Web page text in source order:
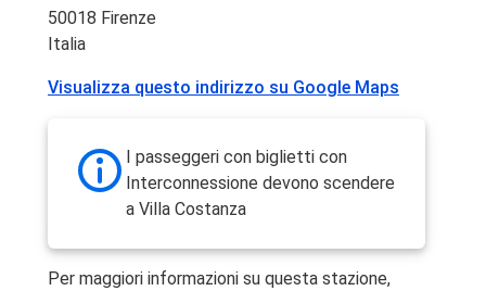
50018 Firenze
Italia
Visualizza questo indirizzo su Google Maps
I passeggeri con biglietti con
Interconnessione devono scendere
a Villa Costanza
Per maggiori informazioni su questa stazione,